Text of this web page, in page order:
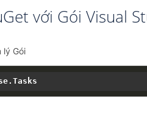
với Gói Visual
lý Gói